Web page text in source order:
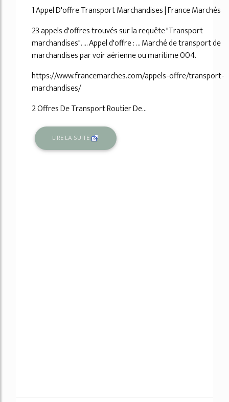
1 Appel D'offre Transport Marchandises | France Marchés
23 appels d'offres trouvés sur la requête "Transport
marchandises". ... Appel d'offre : ... Marché de transport de
marchandises par voir aérienne ou maritime 004.
https://www.francemarches.com/appels-offre/transport-
marchandises/
2 Offres De Transport Routier De...
LIRE LA SUITE